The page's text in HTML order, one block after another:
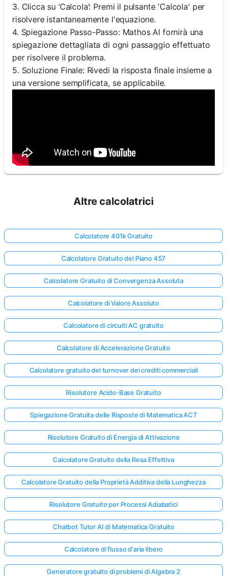
3. Clicca su ‘Calcola’: Premi il pulsante 'Calcola' per
risolvere istantaneamente l'equazione.
4. Spiegazione Passo-Passo: Mathos AI fornirà una
spiegazione dettagliata di ogni passaggio effettuato
per risolvere il problema.
5. Soluzione Finale: Rivedi la risposta finale insieme a
una versione semplificata, se applicabile.
Altre calcolatrici
Calcolatore 401k Gratuito
Calcolatore Gratuito del Piano 457
Calcolatore Gratuito di Convergenza Assoluta
Calcolatore di Valore Assoluto
Calcolatore di circuiti AC gratuito
Calcolatore di Accelerazione Gratuito
Calcolatore gratuito del turnover dei crediti commerciali
Risolutore Acido-Base Gratuito
Spiegazione Gratuita delle Risposte di Matematica ACT
Risolutore Gratuito di Energia di Attivazione
Calcolatore Gratuito della Resa Effettiva
Calcolatore Gratuito della Proprietà Additiva della Lunghezza
Risolutore Gratuito per Processi Adiabatici
Chatbot Tutor AI di Matematica Gratuito
Calcolatore di flusso d'aria libero
Generatore gratuito di problemi di Algebra 2